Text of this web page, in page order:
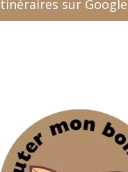
Itinéraires sur